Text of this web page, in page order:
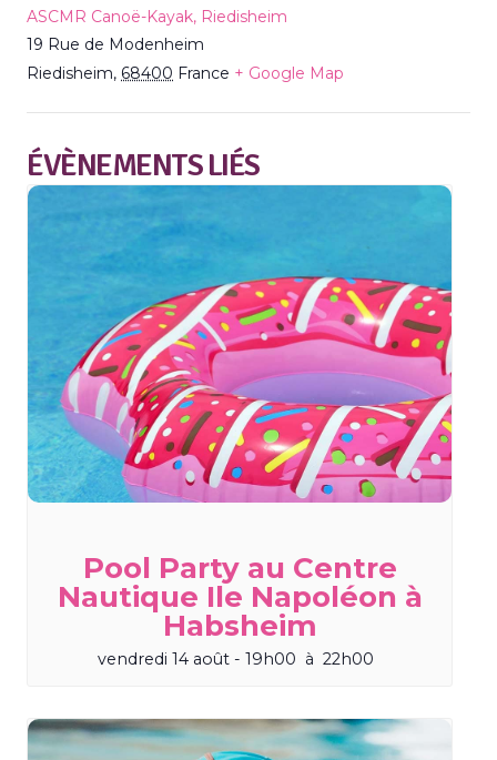
ASCMR Canoë-Kayak, Riedisheim
19 Rue de Modenheim
Riedisheim, 68400 France + Google Map
ÉVÈNEMENTS LIÉS
Pool Party au Centre
Nautique Ile Napoléon à
Habsheim
vendredi 14 août - 19h00 à 22h00